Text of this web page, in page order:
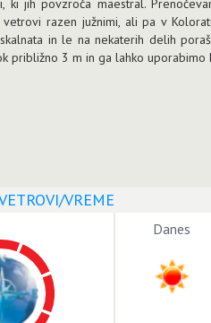
ki jih povzroča maestral.
razen južnimi, ali pa v
in le na nekaterih delih
približno 3 m in ga lahko uporabimo
VREME
Danes